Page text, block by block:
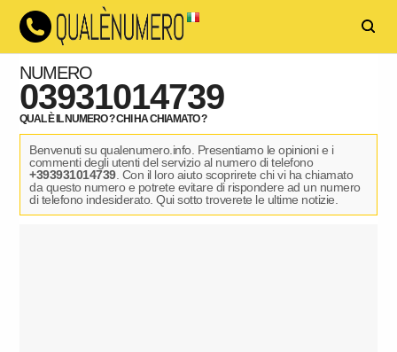
NUMERO
03931014739
QUAL È IL NUMERO ? CHI HA CHIAMATO ?
Benvenuti su qualenumero.info. Presentiamo le opinioni e i
commenti degli utenti del servizio al numero di telefono
+393931014739. Con il loro aiuto scoprirete chi vi ha chiamato
da questo numero e potrete evitare di rispondere ad un numero
di telefono indesiderato. Qui sotto troverete le ultime notizie.